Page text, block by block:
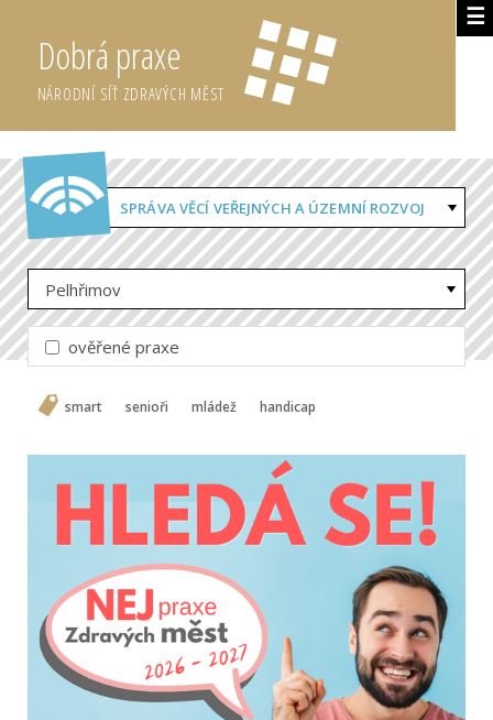
☰
Dobrá praxe
NÁRODNÍ SÍŤ ZDRAVÝCH MĚST
SPRÁVA VĚCÍ VEŘEJNÝCH A ÚZEMNÍ ROZVOJ
Pelhřimov
ověřené praxe
smart senioři mládež handicap